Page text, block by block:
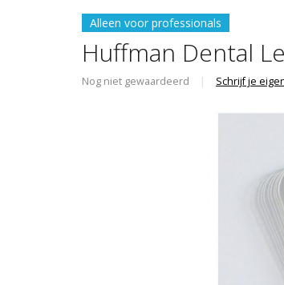
Alleen voor professionals
Huffman Dental
Nog niet gewaardeerd | Schrijf je